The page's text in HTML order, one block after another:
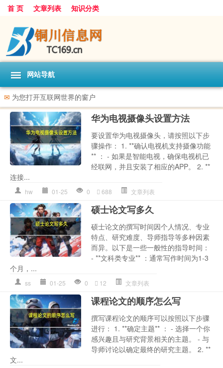
首 页 文章列表 知识分类
网站导航
✉ 为您打开互联网世界的窗户
华为电视摄像头设置方法
要设置华为电视摄像头，请按照以下步
骤操作： 1. **确认电视机支持摄像功能
** ： - 如果是智能电视，确保电视机已
经联网，并且安装了相应的APP。 2. **
连接...
hw 01-25 0 688 文章列表
硕士论文写多久
硕士论文的撰写时间因个人情况、专业
特点、研究难度、导师指导等多种因素
而异。以下是一些一般性的指导时间：
- **文科类专业** ：通常写作时间为1-3
个月，...
ss 01-25 0 12 文章列表
课程论文的顺序怎么写
撰写课程论文的顺序可以按照以下步骤
进行： 1. **确定主题** ： - 选择一个你
感兴趣且与研究背景相关的主题。 - 与
导师讨论以确定最终的研究主题。 2. **
文...